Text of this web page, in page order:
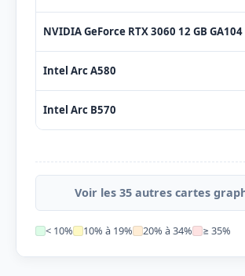
NVIDIA GeForce RTX 3060 12 GB GA104
Intel Arc A580
Intel Arc B570
Voir les 35 autres cartes
< 10% 10% à 19% 20% à 34% ≥ 35%